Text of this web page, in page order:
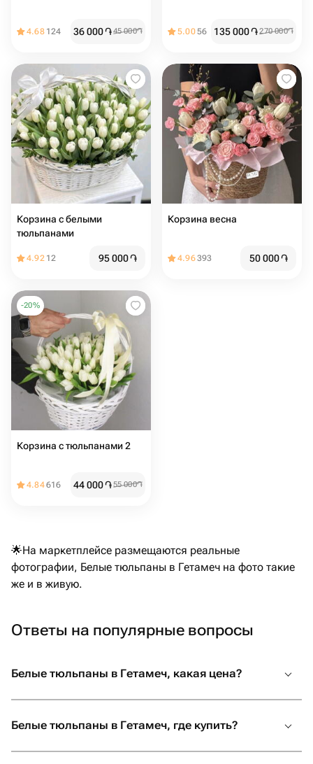
4.68 124 36 000֏45 000֏ 5.0056 135 000֏270 000֏
Корзина с белыми
тюльпанами
4.92 12 95 000֏
Корзина весна
4.96393 50 000֏
-20%
Корзина с тюльпанами 2
4.84616 44 000֏55 000֏
🌟На маркетплейсе размещаются реальные
фотографии, Белые тюльпаны в Гетамеч на фото такие
же и в живую.
Ответы на популярные вопросы
Белые тюльпаны в Гетамеч, какая цена?
Белые тюльпаны в Гетамеч, где купить?